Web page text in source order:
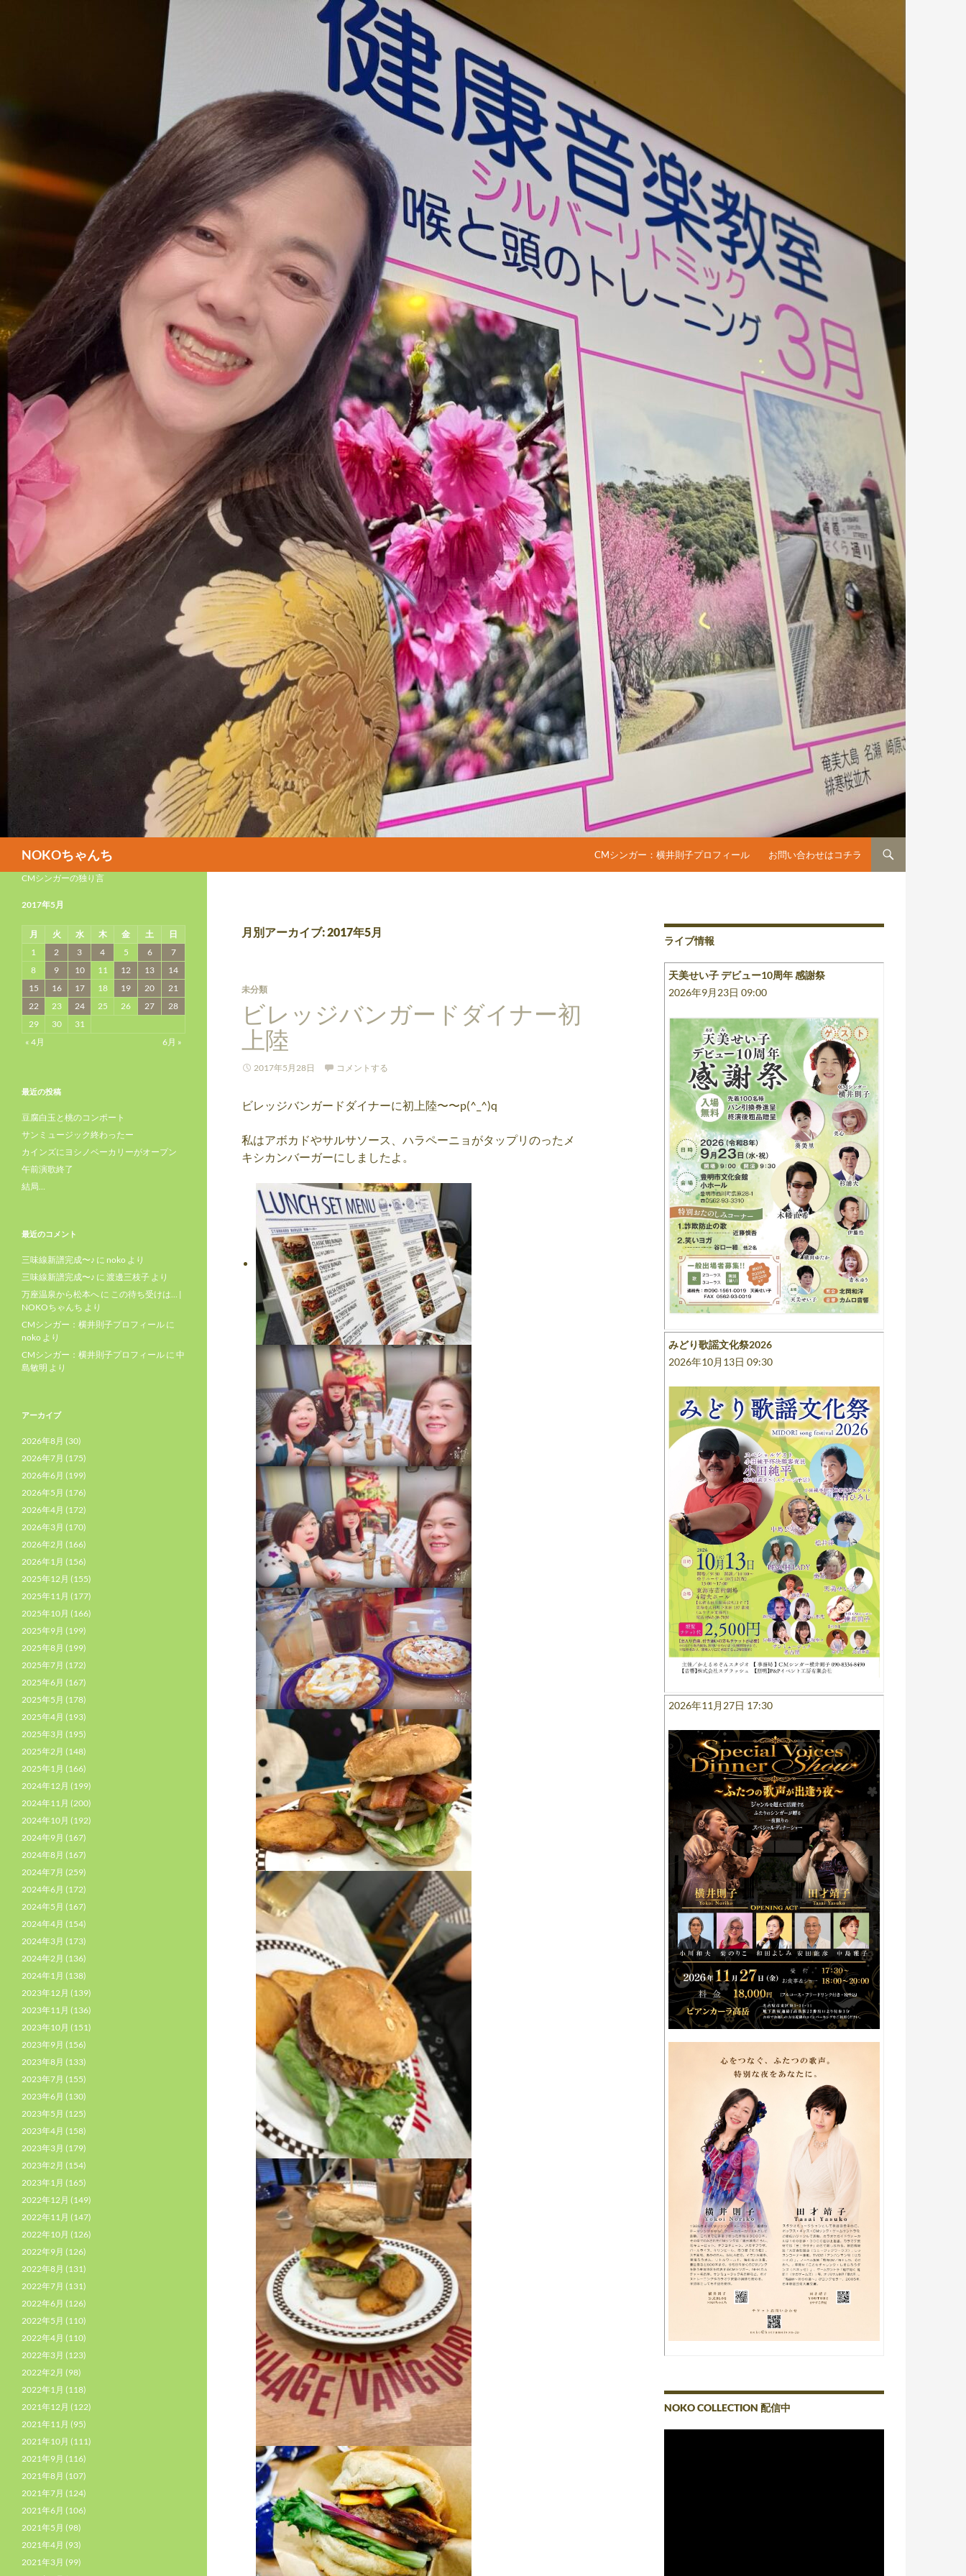
NOKOちゃんち
CMシンガー：横井則子プロフィール
お問い合わせはコチラ
月別アーカイブ: 2017年5月
未分類
ビレッジバンガードダイナー初
上陸
2017年5月28日 コメントする
ビレッジバンガードダイナーに初上陸〜〜p(^_^)q
私はアボカドやサルサソース、ハラペーニョがタップリのったメ
キシカンバーガーにしましたよ。
ライブ情報
天美せい子 デビュー10周年 感謝祭
2026年9月23日 09:00
みどり歌謡文化祭2026
2026年10月13日 09:30
2026年11月27日 17:30
NOKO COLLECTION 配信中
CMシンガーの独り言
2017年5月
月 火 水 木 金 土
日
1
2 3 4 5 6
7
8
9 10 11 12 13
14
15
16 17 18 19 20
21
22
23 24 25 26 27
28
29
30
31
« 4月
6月 »
最近の投稿
豆腐白玉と桃のコンポート
サンミュージック終わったー
カインズにヨシノベーカリーがオープン
午前演歌終了
結局…
最近のコメント
三味線新譜完成〜♪ に noko より
三味線新譜完成〜♪ に 渡邊三枝子 より
万座温泉から松本へ に この待ち受けは… |
NOKOちゃんち より
CMシンガー：横井則子プロフィール に
noko より
CMシンガー：横井則子プロフィール に 中
島敏明 より
アーカイブ
2026年8月 (30)
2026年7月 (175)
2026年6月 (199)
2026年5月 (176)
2026年4月 (172)
2026年3月 (170)
2026年2月 (166)
2026年1月 (156)
2025年12月 (155)
2025年11月 (177)
2025年10月 (166)
2025年9月 (199)
2025年8月 (199)
2025年7月 (172)
2025年6月 (167)
2025年5月 (178)
2025年4月 (193)
2025年3月 (195)
2025年2月 (148)
2025年1月 (166)
2024年12月 (199)
2024年11月 (200)
2024年10月 (192)
2024年9月 (167)
2024年8月 (167)
2024年7月 (259)
2024年6月 (172)
2024年5月 (167)
2024年4月 (154)
2024年3月 (173)
2024年2月 (136)
2024年1月 (138)
2023年12月 (139)
2023年11月 (136)
2023年10月 (151)
2023年9月 (156)
2023年8月 (133)
2023年7月 (155)
2023年6月 (130)
2023年5月 (125)
2023年4月 (158)
2023年3月 (179)
2023年2月 (154)
2023年1月 (165)
2022年12月 (149)
2022年11月 (147)
2022年10月 (126)
2022年9月 (126)
2022年8月 (131)
2022年7月 (131)
2022年6月 (126)
2022年5月 (110)
2022年4月 (110)
2022年3月 (123)
2022年2月 (98)
2022年1月 (118)
2021年12月 (122)
2021年11月 (95)
2021年10月 (111)
2021年9月 (116)
2021年8月 (107)
2021年7月 (124)
2021年6月 (106)
2021年5月 (98)
2021年4月 (93)
2021年3月 (99)